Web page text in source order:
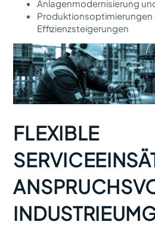
Anlagenmodernisierung
Produktionsoptimierungen
Effizienzsteigerungen
FLEXIBLE